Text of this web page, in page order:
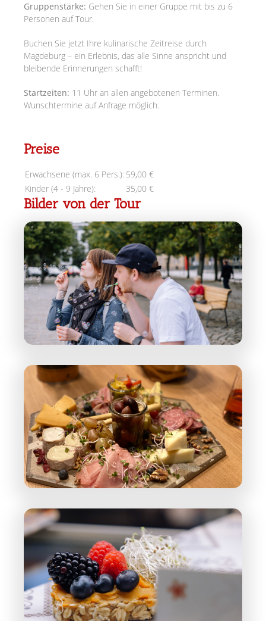
Gruppenstärke: Gehen Sie in einer Gruppe mit bis zu 6
Personen auf Tour.
Buchen Sie jetzt Ihre kulinarische Zeitreise durch
Magdeburg – ein Erlebnis, das alle Sinne anspricht und
bleibende Erinnerungen schafft!
Startzeiten: 11 Uhr an allen angebotenen Terminen.
Wunschtermine auf Anfrage möglich.
Preise
Erwachsene (max. 6 Pers.): 59,00 €
Kinder (4 - 9 Jahre):
35,00 €
Bilder von der Tour